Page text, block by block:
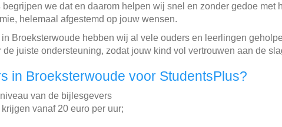
we dat en daarom helpen wij snel en zonder gedoe met
helemaal afgestemd op jouw wensen.
Broeksterwoude hebben wij al vele ouders en leerlingen
juiste ondersteuning, zodat jouw kind vol vertrouwen aan de
in Broeksterwoude voor StudentsPlus?
van de bijlesgevers
vanaf 20 euro per uur;